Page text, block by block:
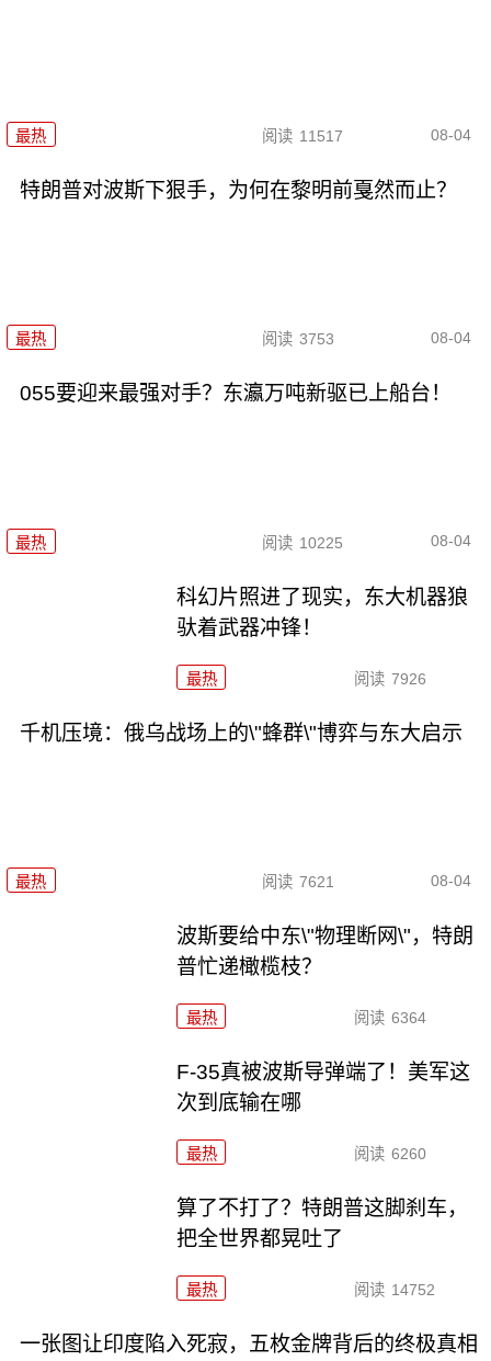
最热 阅读 11517 08-04
特朗普对波斯下狠手，为何在黎明前戛然而止？
最热 阅读 3753 08-04
055要迎来最强对手？东瀛万吨新驱已上船台！
最热 阅读 10225 08-04
科幻片照进了现实，东大机器狼
驮着武器冲锋！
最热 阅读 7926
千机压境：俄乌战场上的\"蜂群\"博弈与东大启示
最热 阅读 7621 08-04
波斯要给中东\"物理断网\"，特朗
普忙递橄榄枝？
最热 阅读 6364
F-35真被波斯导弹端了！美军这
次到底输在哪
最热 阅读 6260
算了不打了？特朗普这脚刹车，
把全世界都晃吐了
最热 阅读 14752
一张图让印度陷入死寂，五枚金牌背后的终极真相